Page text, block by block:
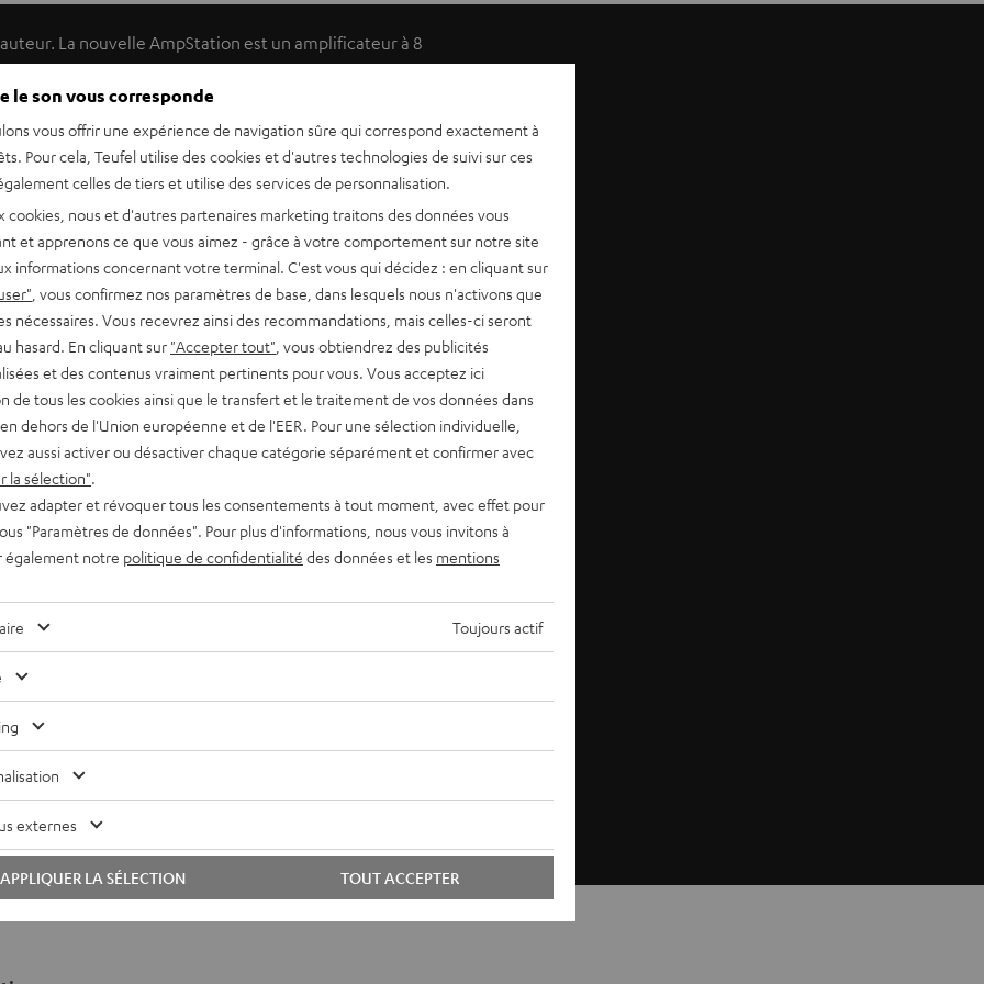
La nouvelle AmpStation est un amplificateur à 8
idéale pour toutes les enceintes Teufel.
extrêmement compact de 270 x 65 x 250 mm qui
sur la base de la nouvelle technologie classe D de Texas
Dolby Digital True HD ou DTS HD Master. Un progrès
watts (à 4 ohms). Cette capacité est largement suffisante
sonorisation d’espaces larges. Elle propose une qualité
d’alimenter deux enceintes supplémentaires dans
pièce.
de première classe
volumes sonores extrêmement haut depuis un appareil
de précision. C’est pourquoi le son est à la fois
watt) et un rapport signal sur bruit (-105 dB) excellent. A
en fréquence se situe entre 10 et 40.000 Hz, est
le son vous corresponde
vous offrir une expérience de navigation sûre qui correspond exactement à
Pour cela, Teufel utilise des cookies et d'autres technologies de suivi sur ces
celles de tiers et utilise des services de personnalisation.
cookies, nous et d'autres partenaires marketing traitons des données vous
et apprenons ce que vous aimez - grâce à votre comportement sur notre site
informations concernant votre terminal. C'est vous qui décidez : en cliquant sur
, vous confirmez nos paramètres de base, dans lesquels nous n'activons que
nécessaires. Vous recevrez ainsi des recommandations, mais celles-ci seront
hasard. En cliquant sur "Accepter tout" , vous obtiendrez des publicités
et des contenus vraiment pertinents pour vous. Vous acceptez ici
de tous les cookies ainsi que le transfert et le traitement de vos données dans
dehors de l'Union européenne et de l'EER. Pour une sélection individuelle,
aussi activer ou désactiver chaque catégorie séparément et confirmer avec
la sélection"
adapter et révoquer tous les consentements à tout moment, avec effet pour
"Paramètres de données". Pour plus d'informations, nous vous invitons à
également notre politique de confidentialité des données et les mentions
Toujours actif
externes
TOUT ACCEPTER
APPLIQUER LA SÉLECTION